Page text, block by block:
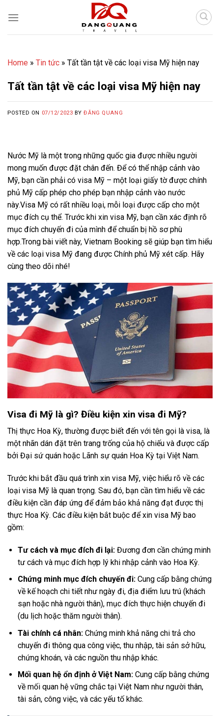
Home » Tin tức » Tất tần tật về các loại visa Mỹ hiện nay
Tất tần tật về các loại visa Mỹ hiện nay
POSTED ON 07/12/2023 BYĐĂNG QUANG
Nước Mỹ là một trong những quốc gia được nhiều người
mong muốn được đặt chân đến. Để có thể nhập cảnh vào
Mỹ, bạn cần phải có visa Mỹ – một loại giấy tờ được chính
phủ Mỹ cấp phép cho phép bạn nhập cảnh vào nước
này.Visa Mỹ có rất nhiều loại, mỗi loại được cấp cho một
mục đích cụ thể. Trước khi xin visa Mỹ, bạn cần xác định rõ
mục đích chuyến đi của mình để chuẩn bị hồ sơ phù
hợp.Trong bài viết này, Vietnam Booking sẽ giúp bạn tìm hiểu
về các loại visa Mỹ đang được Chính phủ Mỹ xét cấp. Hãy
cùng theo dõi nhé!
Visa đi Mỹ là gì? Điều kiện xin visa đi Mỹ?
Thị thực Hoa Kỳ, thường được biết đến với tên gọi là visa, là
một nhãn dán đặt trên trang trống của hộ chiếu và được cấp
bởi Đại sứ quán hoặc Lãnh sự quán Hoa Kỳ tại Việt Nam.
Trước khi bắt đầu quá trình xin visa Mỹ, việc hiểu rõ về các
loại visa Mỹ là quan trọng. Sau đó, bạn cần tìm hiểu về các
điều kiện cần đáp ứng để đảm bảo khả năng đạt được thị
thực Hoa Kỳ. Các điều kiện bắt buộc để xin visa Mỹ bao
gồm:
Tư cách và mục đích đi lại:Đương đơn cần chứng minh
tư cách và mục đích hợp lý khi nhập cảnh vào Hoa Kỳ.
Chứng minh mục đích chuyến đi:Cung cấp bằng chứng
về kế hoạch chi tiết như ngày đi, địa điểm lưu trú (khách
sạn hoặc nhà người thân), mục đích thực hiện chuyến đi
(du lịch hoặc thăm người thân).
Tài chính cá nhân:Chứng minh khả năng chi trả cho
chuyến đi thông qua công việc, thu nhập, tài sản sở hữu,
chứng khoán, và các nguồn thu nhập khác.
Mối quan hệ ổn định ở Việt Nam:Cung cấp bằng chứng
về mối quan hệ vững chắc tại Việt Nam như người thân,
tài sản, công việc, và các yếu tố khác.